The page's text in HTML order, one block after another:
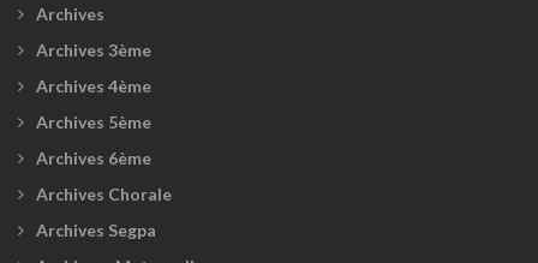
Archives
Archives 3ème
Archives 4ème
Archives 5ème
Archives 6ème
Archives Chorale
Archives Segpa